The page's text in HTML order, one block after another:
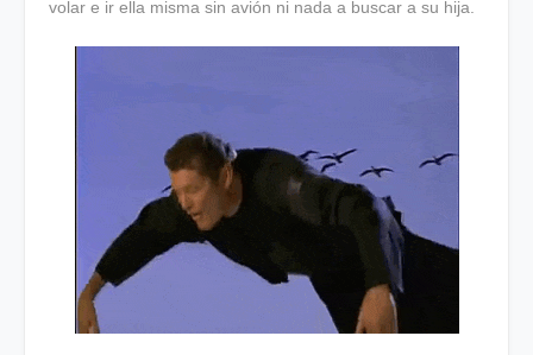
volar e ir ella misma sin avión ni nada a buscar a su hija.